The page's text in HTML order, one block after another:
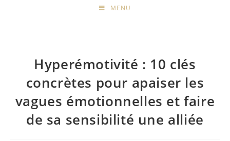
MENU
Hyperémotivité : 10 clés
concrètes pour apaiser les
vagues émotionnelles et faire
de sa sensibilité une alliée